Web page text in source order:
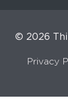
© 2026
Privacy